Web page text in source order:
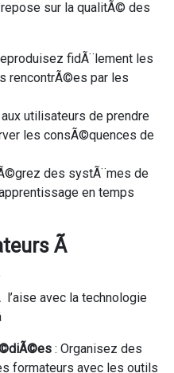
sur la qualitÃ© des
fidÃ¨lement les
rencontrÃ©es par les
utilisateurs de prendre
les consÃ©quences de
des systÃ¨mes de
en temps
Ã
avec la technologie
: Organisez des
formateurs avec les outils